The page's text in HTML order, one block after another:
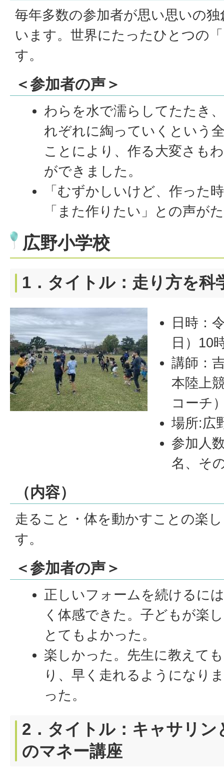
毎年多数の参加者が思い思いの
います。世界にたったひとつの
す。
＜参加者の声＞
わらを水で濡らしてたたき
れぞれに綯っていくという
ことにより、作る大変さも
ができました。
「むずかしいけど、作った
「また作りたい」との声が
広野小学校
1．タイトル：走り方を科
日時：
日）10
講師：
本陸上
コーチ
場所:広
参加人
名、そ
（内容）
走ること・体を動かすことの楽
す。
＜参加者の声＞
正しいフォームを続けるに
く体感できた。子どもが楽
とてもよかった。
楽しかった。先生に教えて
り、早く走れるようになり
った。
2．タイトル：キャサリン
のマネー講座